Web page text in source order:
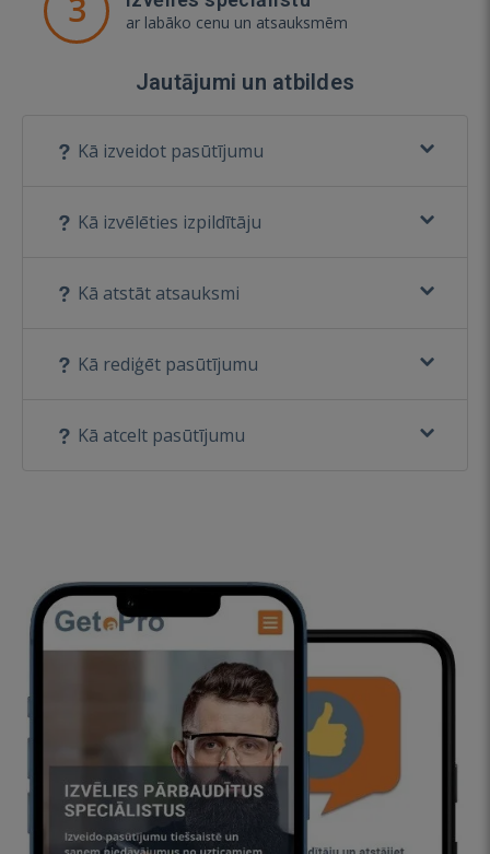
ar labāko cenu un atsauksmēm
Jautājumi un atbildes
Kā izveidot pasūtījumu
Kā izvēlēties izpildītāju
Kā atstāt atsauksmi
Kā rediģēt pasūtījumu
Kā atcelt pasūtījumu